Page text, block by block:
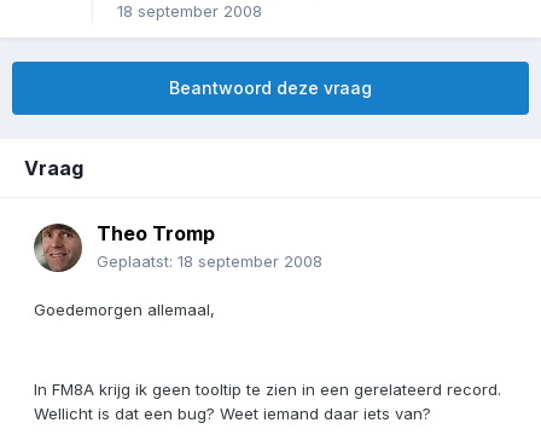
18 september 2008
Beantwoord deze vraag
Vraag
Theo Tromp
Geplaatst: 18 september 2008
Goedemorgen allemaal,
In FM8A krijg ik geen tooltip te zien in een gerelateerd record.
Wellicht is dat een bug? Weet iemand daar iets van?